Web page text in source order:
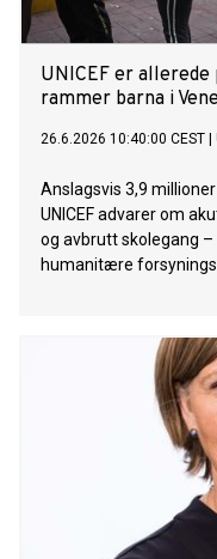
UNICEF er
rammer barna i
26.6.2026 10:40:00 CEST
Anslagsvis 3,9
UNICEF advarer om
og avbrutt skolegang
humanitære